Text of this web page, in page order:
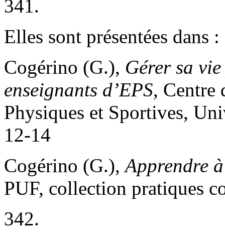
341.
Elles sont présentées dans :
Cogérino (G.), Gérer sa
enseignants d’EPS, Centre
Physiques et Sportives,
12-14
Cogérino (G.),Apprendre
PUF, collection pratiques
342.